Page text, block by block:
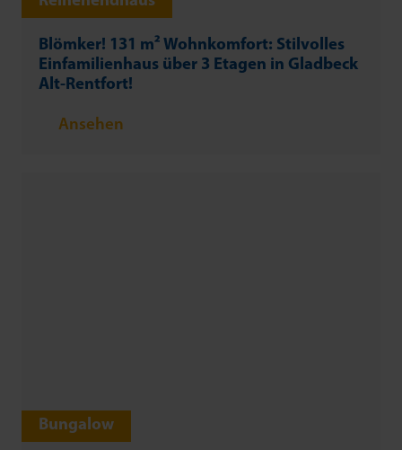
Blömker! 131 m² Wohnkomfort: Stilvolles
Einfamilienhaus über 3 Etagen in Gladbeck
Alt-Rentfort!
Ansehen
Bungalow